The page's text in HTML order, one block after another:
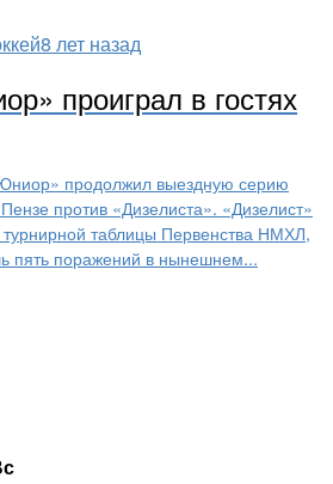
8 лет назад
проиграл в гостях
продолжил выездную серию
против «Дизелиста». «Дизелист»
таблицы Первенства НМХЛ,
пять поражений в нынешнем...